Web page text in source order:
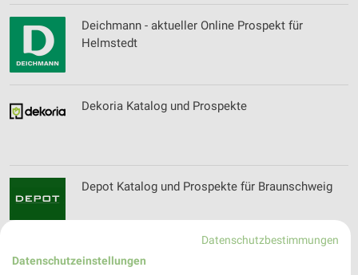
Deichmann - aktueller Online Prospekt für
Helmstedt
Dekoria Katalog und Prospekte
Depot Katalog und Prospekte für Braunschweig
der küchenmacher Katalog und Prospekte für
Datenschutzbestimmungen
Datenschutzeinstellungen